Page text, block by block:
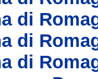
di
di
di